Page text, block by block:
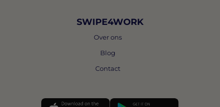
SWIPE4WORK
Over ons
Blog
Contact